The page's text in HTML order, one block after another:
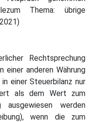
Thema: übrige
Rechtsprechung
einer anderen Währung
einer Steuerbilanz nur
als dem Wert zum
ausgewiesen werden
wenn die zum